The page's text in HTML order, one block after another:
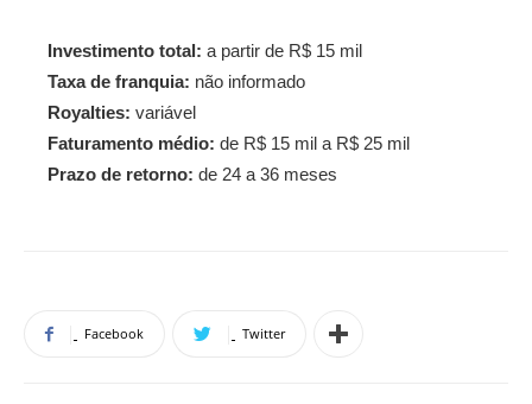
Investimento total: a partir de R$ 15 mil
Taxa de franquia: não informado
Royalties: variável
Faturamento médio: de R$ 15 mil a R$ 25 mil
Prazo de retorno: de 24 a 36 meses
Facebook Twitter